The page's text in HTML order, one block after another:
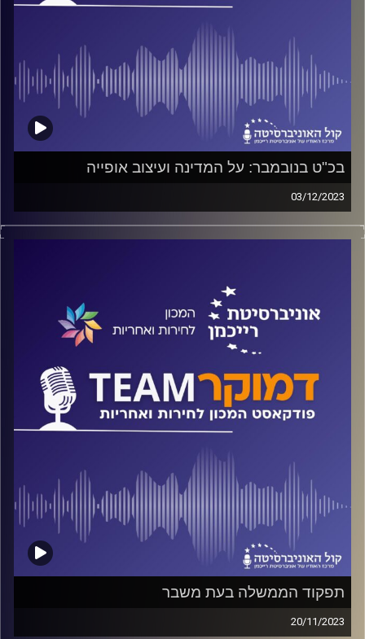
בכ"ט בנובמבר: על המדינה ועיצוב אופייה
03/12/2023
פודקאסט המכון לחירות ואחריות באוניברסיטת רייכמן.
התפוצות. על המלחמה ומשמעויותיה לחברה הישראלית, על
הקוד האתי של צה"ל, קדושת החיים ופדיון שבויים וחטופים
וגם על חוק הלאום.
קרדיט תמונות:המכון לחירות ואחריות
תפקוד הממשלה בעת משבר
20/11/2023